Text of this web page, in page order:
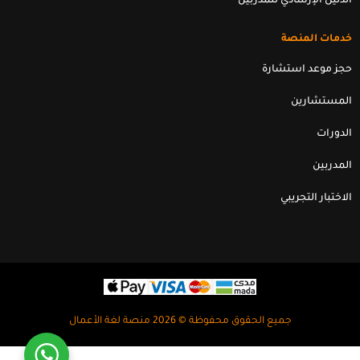
خدمات المنصة
حجز موعد استشارة
المستشارين
الدورات
المدربين
الاختبار التجريبي
جميع الحقوق محفوظة © 2026 منصة لغة الأعمال